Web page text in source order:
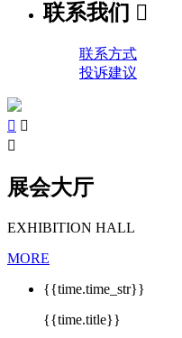
联系我们 
联系方式
投诉建议
 

展会大厅
EXHIBITION HALL
MORE
{{time.time_str}}
{{time.title}}